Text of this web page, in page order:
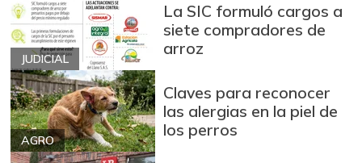
JUDICIAL
La SIC formuló cargos a
siete compradores de
arroz
AGRO
Claves para reconocer
las alergias en la piel de
los perros